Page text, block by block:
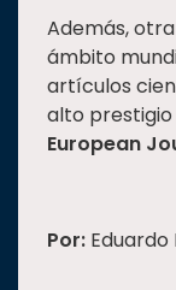
Además,
ámbito
artículos
alto
European
Por: